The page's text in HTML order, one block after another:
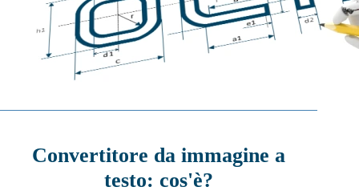
Convertitore da immagine a
testo: cos'è?